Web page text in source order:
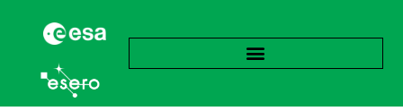
Étiquette :Respiration